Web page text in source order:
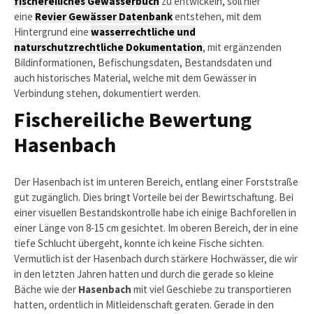
eine Revier Gewässer Datenbankentstehen, mit dem
Hintergrund eine wasserrechtliche und
naturschutzrechtliche Dokumentation, mit ergänzenden
Bildinformationen, Befischungsdaten, Bestandsdaten und
auch historisches Material, welche mit dem Gewässer in
Verbindung stehen, dokumentiert werden.
Fischereiliche Bewertung
Hasenbach
Der Hasenbach ist im unteren Bereich, entlang einer Forststraße
gut zugänglich. Dies bringt Vorteile bei der Bewirtschaftung. Bei
einer visuellen Bestandskontrolle habe ich einige Bachforellen in
einer Länge von 8-15 cm gesichtet. Im oberen Bereich, der in eine
tiefe Schlucht übergeht, konnte ich keine Fische sichten.
Vermutlich ist der Hasenbach durch stärkere Hochwässer, die wir
in den letzten Jahren hatten und durch die gerade so kleine
Bäche wie der Hasenbach mit viel Geschiebe zu transportieren
hatten, ordentlich in Mitleidenschaft geraten. Gerade in den